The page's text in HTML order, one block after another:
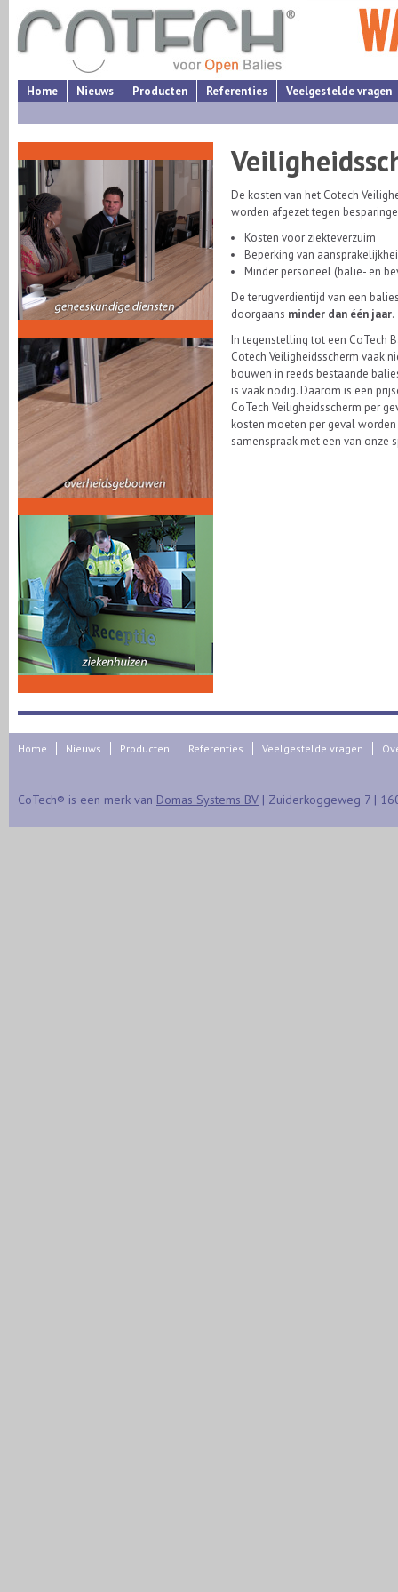
Home Nieuws Producten Referenties Veelgestelde vragen
De kosten van het Cotech
worden afgezet tegen
Kosten voor ziekteverzuim
Beperking van
Minder personeel (balie- en
De terugverdientijd van een
doorgaans minder dan één jaar.
In tegenstelling tot een CoTech
Cotech Veiligheidsscherm vaak
bouwen in reeds bestaande
is vaak nodig. Daarom is een
CoTech Veiligheidsscherm per
kosten moeten per geval
samenspraak met een van onze
Home Nieuws Producten Referenties Veelgestelde vragen
CoTech® is een merk van Domas Systems BV | Zuiderkoggeweg 7 |